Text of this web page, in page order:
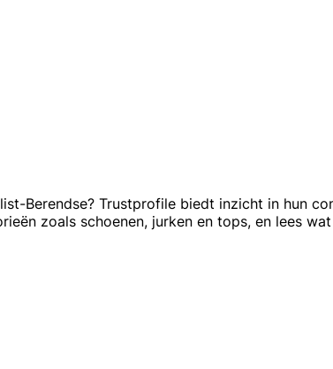
Berendse? Trustprofile biedt inzicht in hun
zoals schoenen, jurken en tops, en lees